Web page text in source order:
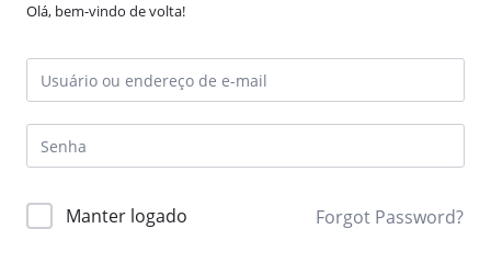
Olá, bem-vindo de volta!
Manter logado Forgot Password?